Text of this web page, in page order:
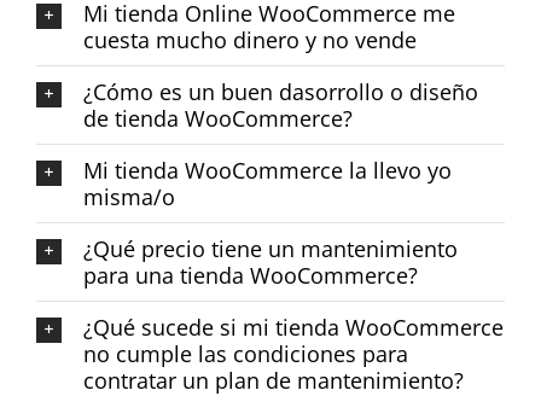
Mi tienda Online WooCommerce me
cuesta mucho dinero y no vende
¿Cómo es un buen dasorrollo o diseño
de tienda WooCommerce?
Mi tienda WooCommerce la llevo yo
misma/o
¿Qué precio tiene un mantenimiento
para una tienda WooCommerce?
¿Qué sucede si mi tienda WooCommerce
no cumple las condiciones para
contratar un plan de mantenimiento?